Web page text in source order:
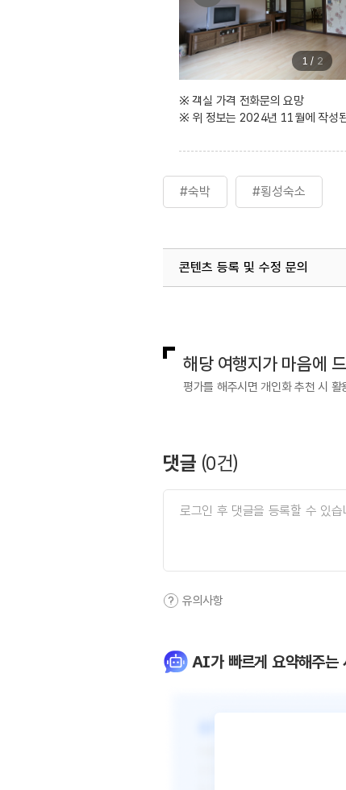
1 / 2
※ 객실 가격 전화문의 요망
※ 위 정보는 2024년 11월에 작성된
#숙박 #횡성숙소
콘텐츠 등록 및 수정 문의
해당 여행지가 마음에
평가를 해주시면 개인화 추천 시
댓글 (0건)
유의사항
AI가 빠르게 요약해주는